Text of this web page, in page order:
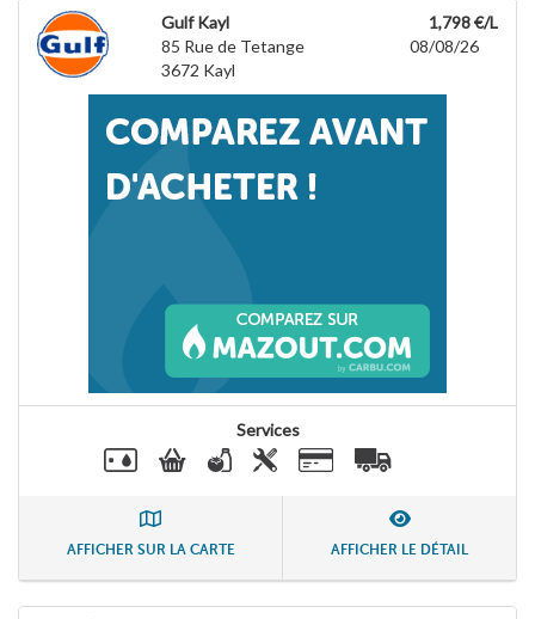
Gulf Kayl
85 Rue de Tetange
3672 Kayl
1,798 €/L
08/08/26
Services
AFFICHER SUR LA CARTE AFFICHER LE DÉTAIL